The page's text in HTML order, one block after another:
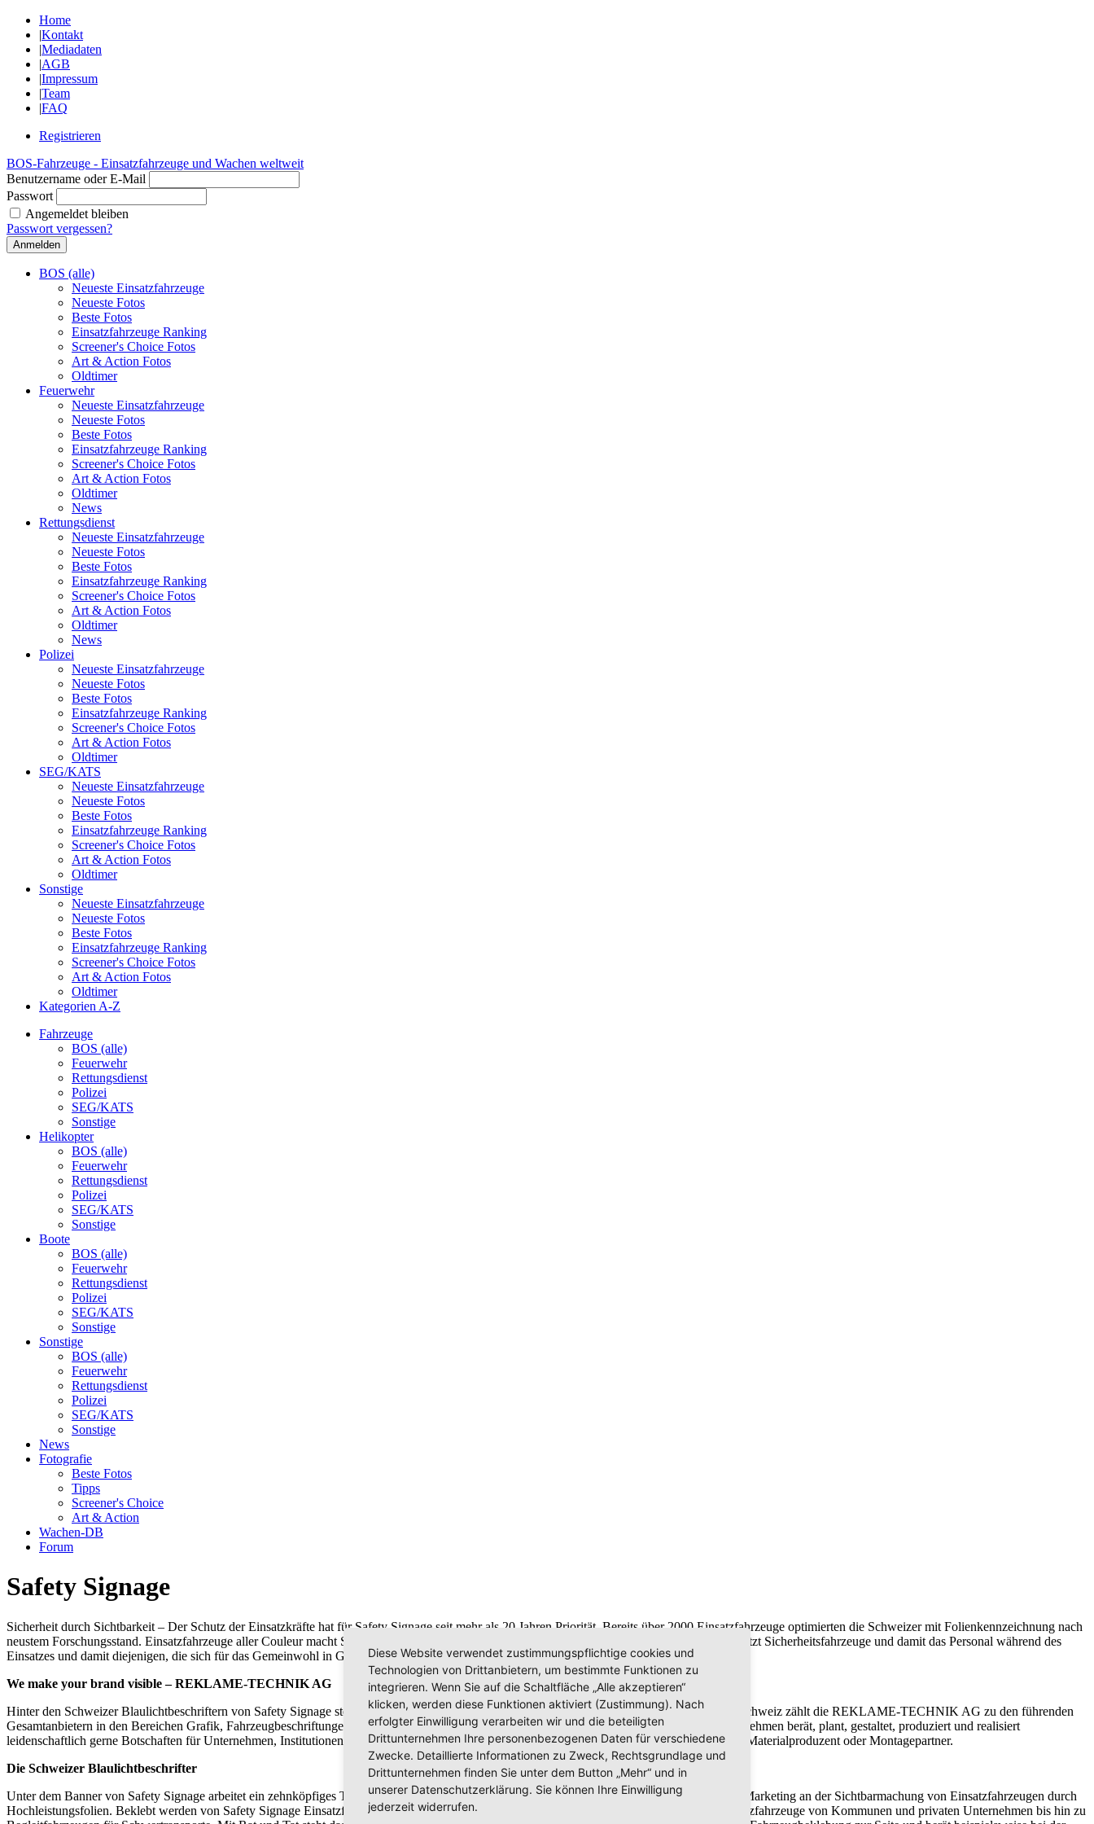
Home
|Kontakt
|Mediadaten
|AGB
|Impressum
|Team
|FAQ
Registrieren
BOS-Fahrzeuge - Einsatzfahrzeuge und Wachen weltweit
Benutzername oder E-Mail
Passwort
Angemeldet bleiben
Passwort vergessen?
BOS (alle)
Neueste Einsatzfahrzeuge
Neueste Fotos
Beste Fotos
Einsatzfahrzeuge Ranking
Screener's Choice Fotos
Art & Action Fotos
Oldtimer
Feuerwehr
Neueste Einsatzfahrzeuge
Neueste Fotos
Beste Fotos
Einsatzfahrzeuge Ranking
Screener's Choice Fotos
Art & Action Fotos
Oldtimer
News
Rettungsdienst
Neueste Einsatzfahrzeuge
Neueste Fotos
Beste Fotos
Einsatzfahrzeuge Ranking
Screener's Choice Fotos
Art & Action Fotos
Oldtimer
News
Polizei
Neueste Einsatzfahrzeuge
Neueste Fotos
Beste Fotos
Einsatzfahrzeuge Ranking
Screener's Choice Fotos
Art & Action Fotos
Oldtimer
SEG/KATS
Neueste Einsatzfahrzeuge
Neueste Fotos
Beste Fotos
Einsatzfahrzeuge Ranking
Screener's Choice Fotos
Art & Action Fotos
Oldtimer
Sonstige
Neueste Einsatzfahrzeuge
Neueste Fotos
Beste Fotos
Einsatzfahrzeuge Ranking
Screener's Choice Fotos
Art & Action Fotos
Oldtimer
Kategorien A-Z
Fahrzeuge
BOS (alle)
Feuerwehr
Rettungsdienst
Polizei
SEG/KATS
Sonstige
Helikopter
BOS (alle)
Feuerwehr
Rettungsdienst
Polizei
SEG/KATS
Sonstige
Boote
BOS (alle)
Feuerwehr
Rettungsdienst
Polizei
SEG/KATS
Sonstige
Sonstige
BOS (alle)
Feuerwehr
Rettungsdienst
Polizei
SEG/KATS
Sonstige
News
Fotografie
Beste Fotos
Tipps
Screener's Choice
Art & Action
Wachen-DB
Forum
Safety Signage
Sicherheit durch Sichtbarkeit – Der Schutz der Einsatzkräfte hat für Safety Signage seit mehr als 20 Jahren Priorität. Bereits über 2000 Einsatzfahrzeuge optimierten die Schweizer mit Folienkennzeichnung nach
neustem Forschungsstand. Einsatzfahrzeuge aller Couleur macht Safety Signage mittels Hochleistungsfolien sichtbar. Die Spezialbeklebung schützt Sicherheitsfahrzeuge und damit das Personal während des
Einsatzes und damit diejenigen, die sich für das Gemeinwohl in Gefahr begeben.
We make your brand visible – REKLAME-TECHNIK AG
Hinter den Schweizer Blaulichtbeschriftern von Safety Signage steht die REKLAME-TECHNIK AG aus Wil im Kanton Sankt Gallen. In der Schweiz zählt die REKLAME-TECHNIK AG zu den führenden
Gesamtanbietern in den Bereichen Grafik, Fahrzeugbeschriftungen, Großformatdruck und Gebäudebeschriftungen. Das 1999 gegründete Unternehmen berät, plant, gestaltet, produziert und realisiert
leidenschaftlich gerne Botschaften für Unternehmen, Institutionen und Private. Je nach Kundenwunsch tritt das Unternehmen als Werbeagentur, Materialproduzent oder Montagepartner.
Die Schweizer Blaulichtbeschrifter
Unter dem Banner von Safety Signage arbeitet ein zehnköpfiges Team in den Bereichen Beratung, Applikation, AVOR, Grafik, Fotografie und Marketing an der Sichtbarmachung von Einsatzfahrzeugen durch
Hochleistungsfolien. Beklebt werden von Safety Signage Einsatzfahrzeuge aller Art – von Feuerwehr, Polizei und Rettungsdienst, aber auch Nutzfahrzeuge von Kommunen und privaten Unternehmen bis hin zu
Diese Website verwendet zustimmungspflichtige cookies und
Technologien von Drittanbietern, um bestimmte Funktionen zu
integrieren. Wenn Sie auf die Schaltfläche „Alle akzeptieren“
klicken, werden diese Funktionen aktiviert (Zustimmung). Nach
erfolgter Einwilligung verarbeiten wir und die beteiligten
Drittunternehmen Ihre personenbezogenen Daten für verschiedene
Zwecke. Detaillierte Informationen zu Zweck, Rechtsgrundlage und
Drittunternehmen finden Sie unter dem Button „Mehr“ und in
unserer Datenschutzerklärung. Sie können Ihre Einwilligung
jederzeit widerrufen.